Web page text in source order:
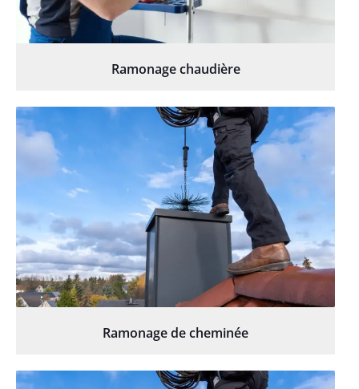
Ramonage chaudière
Ramonage de cheminée